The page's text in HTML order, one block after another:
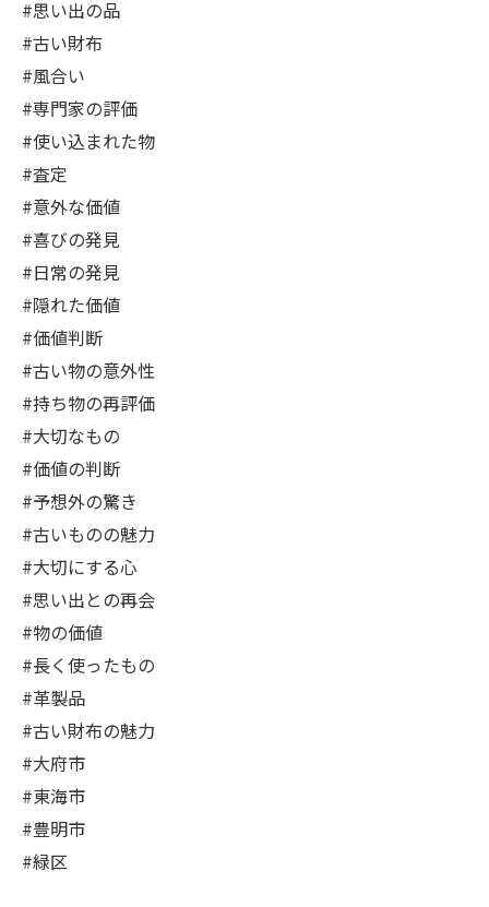
#思い出の品
#古い財布
#風合い
#専門家の評価
#使い込まれた物
#査定
#意外な価値
#喜びの発見
#日常の発見
#隠れた価値
#価値判断
#古い物の意外性
#持ち物の再評価
#大切なもの
#価値の判断
#予想外の驚き
#古いものの魅力
#大切にする心
#思い出との再会
#物の価値
#長く使ったもの
#革製品
#古い財布の魅力
#大府市
#東海市
#豊明市
#緑区